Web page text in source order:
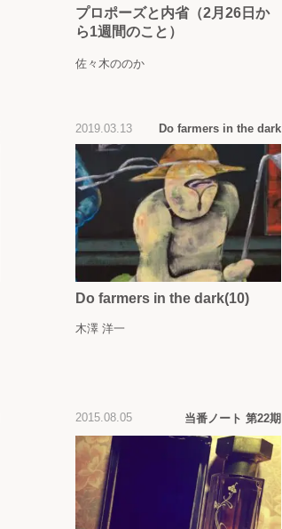
プロポーズと内省（2月26日か
ら1週間のこと）
佐々木ののか
2019.03.13 Do farmers in the dark
Do farmers in the dark(10)
木澤 洋一
2015.08.05 当番ノート 第22期